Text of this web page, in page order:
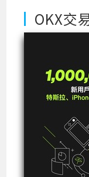
OKX交